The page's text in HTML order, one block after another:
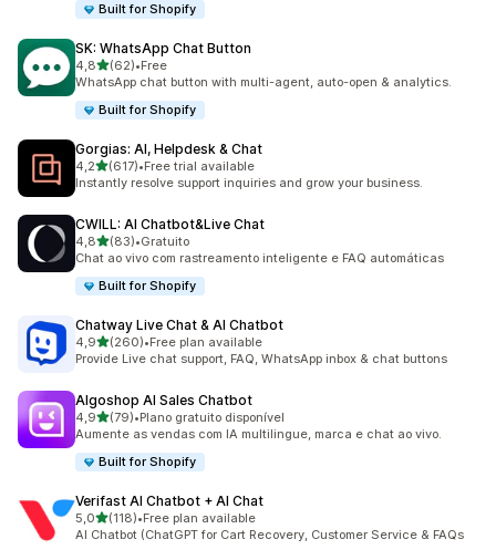
Built for Shopify
SK: WhatsApp Chat Button
4,8de 5 estrelas
(62)
62 total de avaliações
•Free
WhatsApp chat button with multi-agent, auto-open & analytics.
Built for Shopify
Gorgias: AI, Helpdesk & Chat
4,2de 5 estrelas
(617)
617 total de avaliações
•Free trial available
Instantly resolve support inquiries and grow your business.
CWILL: AI Chatbot&Live Chat
4,8de 5 estrelas
(83)
83 total de avaliações
•Gratuito
Chat ao vivo com rastreamento inteligente e FAQ automáticas
Built for Shopify
Chatway Live Chat & AI Chatbot
4,9de 5 estrelas
(260)
260 total de avaliações
•Free plan available
Provide Live chat support, FAQ, WhatsApp inbox & chat buttons
Algoshop AI Sales Chatbot
4,9de 5 estrelas
(79)
79 total de avaliações
•Plano gratuito disponível
Aumente as vendas com IA multilingue, marca e chat ao vivo.
Built for Shopify
Verifast AI Chatbot + AI Chat
5,0de 5 estrelas
(118)
118 total de avaliações
•Free plan available
AI Chatbot (ChatGPT for Cart Recovery, Customer Service & FAQs